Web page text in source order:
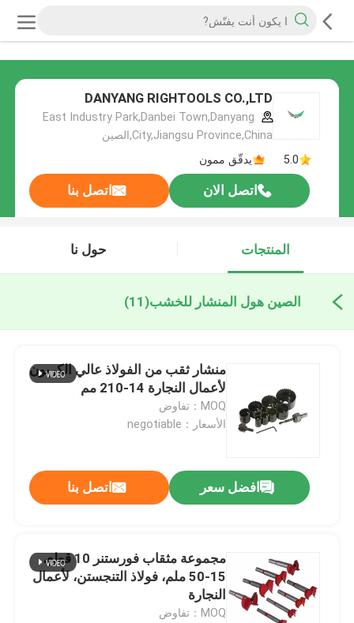
DANYANG RIGHTOOLS CO.,LTD
East Industry Park,Danbei Town,Danyang
City,Jiangsu Province,China,الصين
5.0
يدقّق ممون
اتصل الان اتصل بنا
المنتجات حول نا
الصين هول المنشار للخشب(11)
منشار ثقب من الفولاذ عالي الكربون
لأعمال النجارة 14-210 مم
MOQ：تفاوض
الأسعار：negotiable
افضل سعر اتصل بنا
مجموعة مثقاب فورستنر 10 قطع،
15-50 ملم، فولاذ التنجستن، لأعمال
النجارة
MOQ：تفاوض